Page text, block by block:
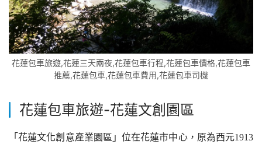
花蓮包車旅遊,花蓮三天兩夜,花蓮包車行程,花蓮包車價格,花蓮包車
推薦,花蓮包車,花蓮包車費用,花蓮包車司機
花蓮包車旅遊-花蓮文創園區
「花蓮文化創意產業園區」位在花蓮市中心，原為西元1913